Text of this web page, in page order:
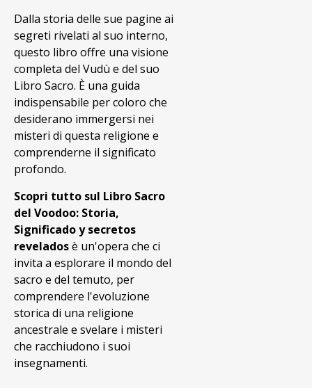
Dalla storia delle sue pagine ai
segreti rivelati al suo interno,
questo libro offre una visione
completa del Vudù e del suo
Libro Sacro. È una guida
indispensabile per coloro che
desiderano immergersi nei
misteri di questa religione e
comprenderne il significato
profondo.
Scopri tutto sul Libro Sacro
del Voodoo: Storia,
Significado y secretos
reveladosè un'opera che ci
invita a esplorare il mondo del
sacro e del temuto, per
comprendere l'evoluzione
storica di una religione
ancestrale e svelare i misteri
che racchiudono i suoi
insegnamenti.